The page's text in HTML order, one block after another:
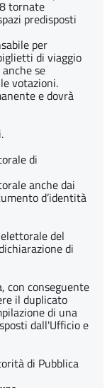
tornate
predisposti
per
di viaggio
se
votazioni.
e dovrà
di
anche dai
d’identità
del
di
con conseguente
il duplicato
di una
dall'Ufficio e
di Pubblica